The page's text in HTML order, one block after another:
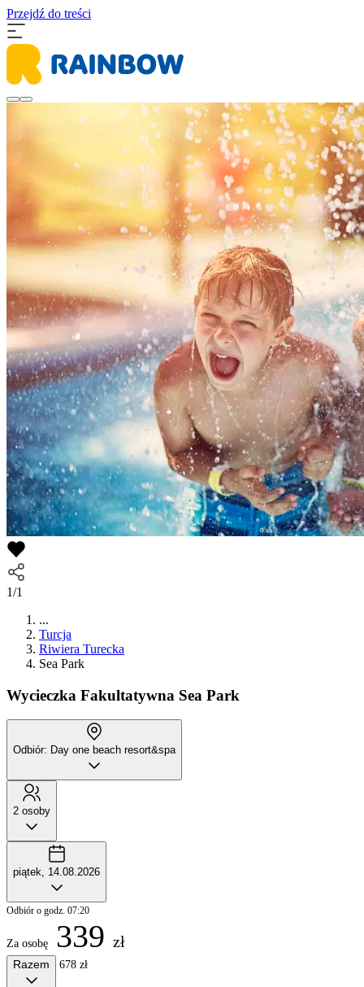
Przejdź do treści
1/1
...
Turcja
Riwiera Turecka
Sea Park
Wycieczka Fakultatywna Sea Park
Odbiór: Day one beach resort&spa
2 osoby
piątek, 14.08.2026
Odbiór o godz. 07:20
Za osobę 339 zł
Razem 678 zł